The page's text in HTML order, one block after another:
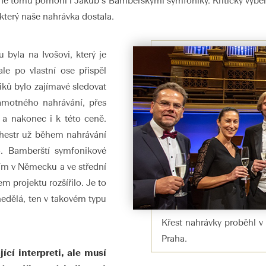
naše nahrávka dostala.
Křest nahrávky proběhl
Praha.
byla na Ivošovi, který je
po vlastní ose přispěl
bylo zajímavé sledovat
nahrávání, přes
a nakonec i k této ceně.
už během nahrávání
Bamberští symfonikové
v Německu a ve střední
projektu rozšířilo. Je to
ten v takovém typu
interpreti, ale musí